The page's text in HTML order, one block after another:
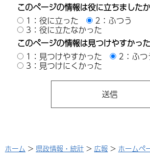
このページの情報は役に立ちました
1：役に立った
2：ふつう
3：役に立たなかった
このページの情報は見つけやすかっ
1：見つけやすかった
2：ふつ
3：見つけにくかった
ホーム > 県政情報・統計 > 広報 > ホームペ